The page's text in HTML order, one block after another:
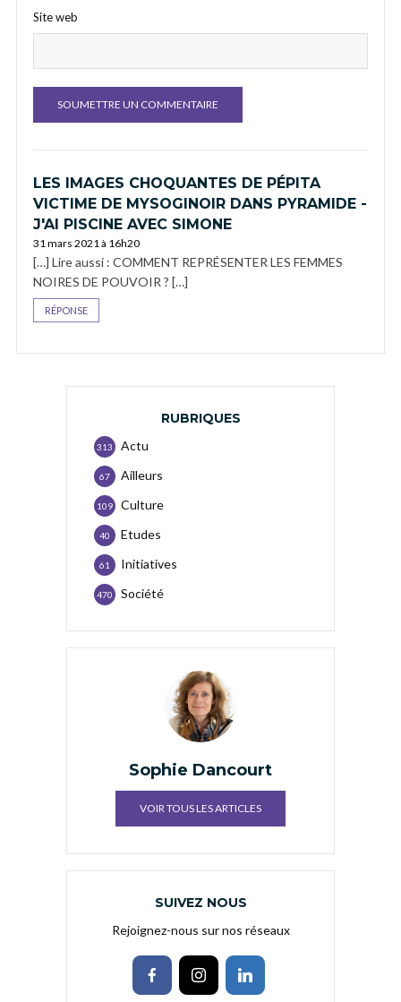
Site web
LES IMAGES CHOQUANTES DE PÉPITA
VICTIME DE MYSOGINOIR DANS PYRAMIDE -
J'AI PISCINE AVEC SIMONE
31 mars 2021 à 16h20
[…] Lire aussi : COMMENT REPRÉSENTER LES FEMMES
NOIRES DE POUVOIR ? […]
RÉPONSE
RUBRIQUES
Actu
313
Ailleurs
67
Culture
109
Etudes
40
Initiatives
61
Société
470
Sophie Dancourt
VOIR TOUS LES ARTICLES
SUIVEZ NOUS
Rejoignez-nous sur nos réseaux